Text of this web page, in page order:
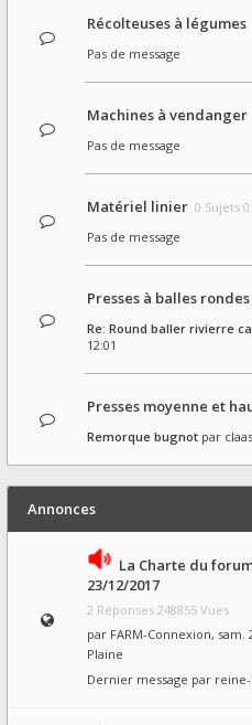
Récolteuses à légumes
Pas de message
Machines à vendanger
Pas de message
Matériel linier 0 Sujets
Pas de message
Presses à balles rondes
Re: Round baller rivierre
12:01
Presses moyenne et
Remorque bugnot par
Annonces
La Charte du
23/12/2017
2 Réponses 248855 Vues
par FARM-Connexion, sam.
Plaine
Dernier message par